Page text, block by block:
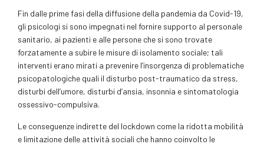
Fin dalle prime fasi della diffusione della pandemia da Covid-19,
gli psicologi si sono impegnati nel fornire supporto al personale
sanitario, ai pazienti e alle persone che si sono trovate
forzatamente a subire le misure di isolamento sociale; tali
interventi erano mirati a prevenire l’insorgenza di problematiche
psicopatologiche quali il disturbo post-traumatico da stress,
disturbi dell’umore, disturbi d’ansia, insonnia e sintomatologia
ossessivo-compulsiva.
Le conseguenze indirette del lockdown come la ridotta mobilità
e limitazione delle attività sociali che hanno coinvolto le